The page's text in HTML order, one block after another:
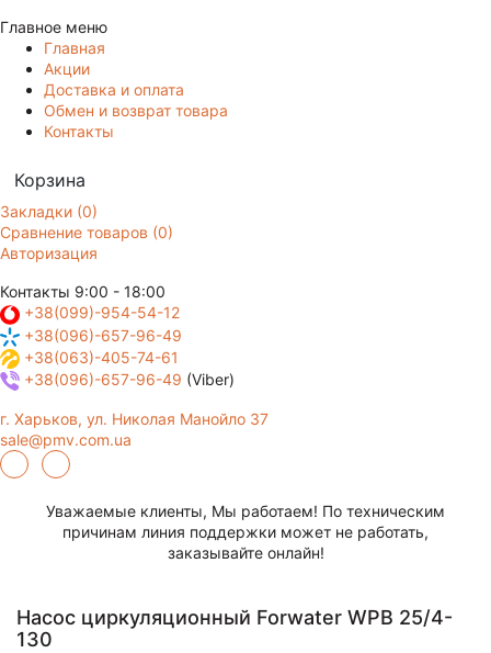
Главное меню
Главная
Акции
Доставка и оплата
Обмен и возврат товара
Контакты
Корзина
Закладки (0)
Сравнение товаров (0)
Авторизация
Контакты 9:00 - 18:00
+38(099)-954-54-12
+38(096)-657-96-49
+38(063)-405-74-61
+38(096)-657-96-49 (Viber)
г. Харьков, ул. Николая Манойло 37
sale@pmv.com.ua
Уважаемые клиенты, Мы работаем! По техническим
причинам линия поддержки может не работать,
заказывайте онлайн!
Насос циркуляционный Forwater WPB 25/4-
130